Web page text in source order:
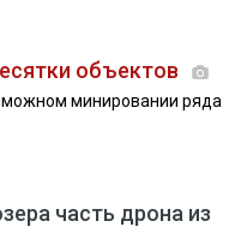
объектов
минировании ряда
часть дрона из